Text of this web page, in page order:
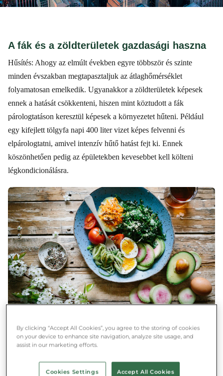
A fák és a zöldterületek gazdasági haszna
Hűsítés: Ahogy az elmúlt években egyre többször és szinte
minden évszakban megtapasztaljuk az átlaghőmérséklet
folyamatosan emelkedik. Ugyanakkor a zöldterületek képesek
ennek a hatását csökkenteni, hiszen mint köztudott a fák
párologtatáson keresztül képesek a környezetet hűteni. Például
egy kifejlett tölgyfa napi 400 liter vizet képes felvenni és
elpárologtatni, amivel intenzív hűtő hatást fejt ki. Ennek
köszönhetően pedig az épületekben kevesebbet kell költeni
légkondicionálásra.
Villámárvizek: A városi kék-zöld infrastruktúra, mint például az
nemcsak a hőség mérséklésében játszanak fontos szerepet, de a
By clicking “Accept All Cookies”, you agree to the storing of cookies
on your device to enhance site navigation, analyze site usage, and
assist in our marketing efforts.
Cookies Settings Accept All Cookies